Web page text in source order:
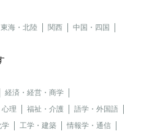
東海・北陸 関西
中国・四国
経済・経営・商学
心理 福祉・介護
語学・外国語
学 工学・建築
情報学・通信